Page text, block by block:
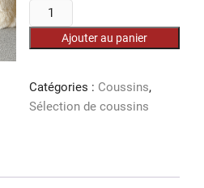
35,000 د.ت.
quantité
de
Papillon
Lapin
Ajouter au panier
Catégories : Coussins,
Sélection de coussins